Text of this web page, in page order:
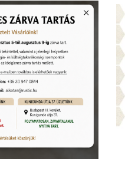
Kiállítva Kunigunda útján